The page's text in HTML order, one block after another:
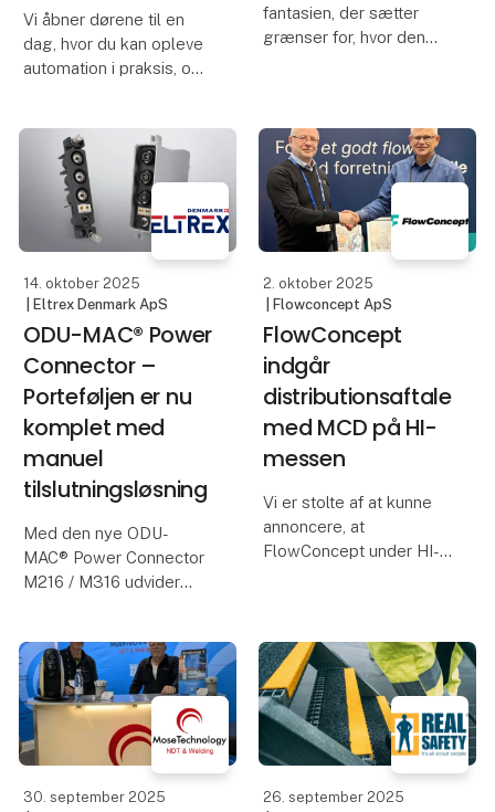
Vi åbner dørene til en
dag, hvor du kan opleve
automation i praksis, og
løsninger, som Global
AGV, gør produktionen
smartere og mere
effektivt - helt uden
store investeringe
fantasien, der sætter
grænser for, hvor den
for AVK GUMMI.
Den førerløse truck
fra Global AGV er
bindeleddet
14. oktober 2025
| Eltrex Denmark ApS
ODU-MAC® Power
Connector –
Porteføljen er nu
komplet med
manuel
tilslutningsløsning
Med den nye ODU-
MAC® Power Connector
M216 / M316 udvider
løsning til højstrøms- og
højspændingsapplikationer.
Ud over de etablerede
docking- og panelmonte
2. oktober 2025
| Flowconcept ApS
FlowConcept
indgår
distributionsaftale
med MCD på HI-
messen
Vi er stolte af at kunne
annoncere, at
FlowConcept under HI-
deres produkter i
Danmark.
MCD er en førende
leverandør af inte
30. september 2025
26. september 2025